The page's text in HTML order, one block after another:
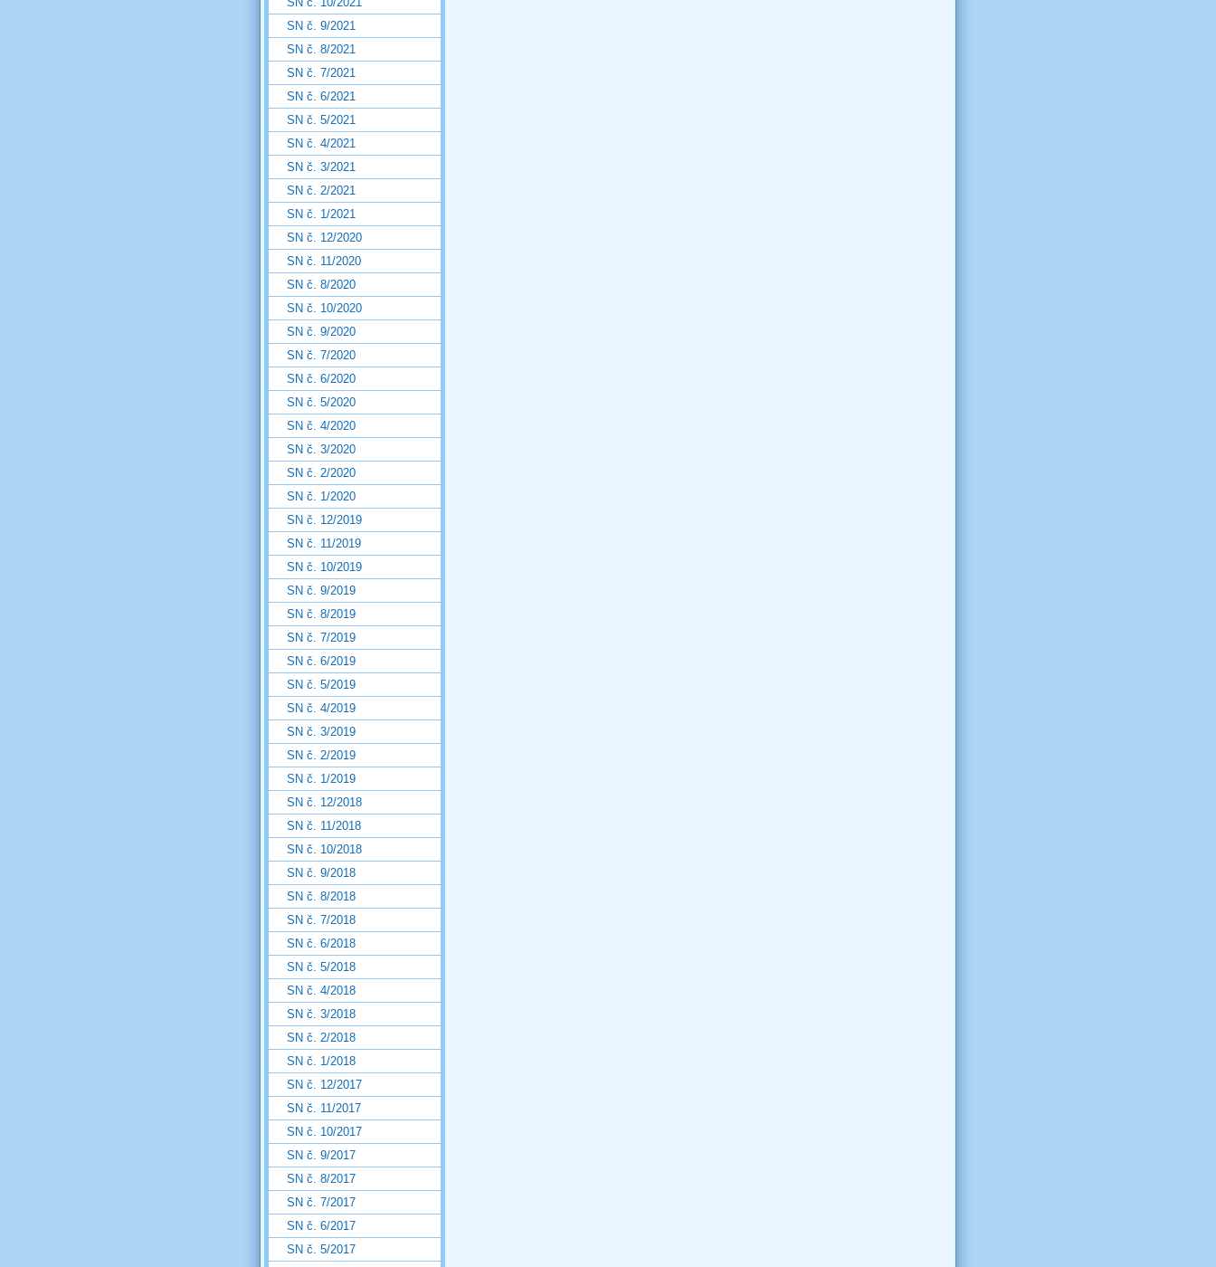
SN č. 9/2021
SN č. 8/2021
SN č. 7/2021
SN č. 6/2021
SN č. 5/2021
SN č. 4/2021
SN č. 3/2021
SN č. 2/2021
SN č. 1/2021
SN č. 12/2020
SN č. 11/2020
SN č. 8/2020
SN č. 10/2020
SN č. 9/2020
SN č. 7/2020
SN č. 6/2020
SN č. 5/2020
SN č. 4/2020
SN č. 3/2020
SN č. 2/2020
SN č. 1/2020
SN č. 12/2019
SN č. 11/2019
SN č. 10/2019
SN č. 9/2019
SN č. 8/2019
SN č. 7/2019
SN č. 6/2019
SN č. 5/2019
SN č. 4/2019
SN č. 3/2019
SN č. 2/2019
SN č. 1/2019
SN č. 12/2018
SN č. 11/2018
SN č. 10/2018
SN č. 9/2018
SN č. 8/2018
SN č. 7/2018
SN č. 6/2018
SN č. 5/2018
SN č. 4/2018
SN č. 3/2018
SN č. 2/2018
SN č. 1/2018
SN č. 12/2017
SN č. 11/2017
SN č. 10/2017
SN č. 9/2017
SN č. 8/2017
SN č. 7/2017
SN č. 6/2017
SN č. 5/2017